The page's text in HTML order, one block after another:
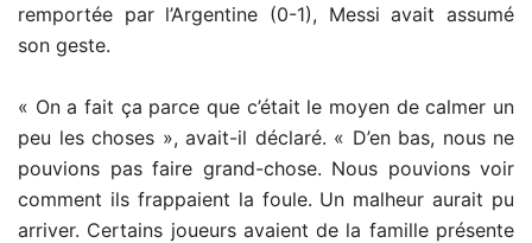
remportée par l’Argentine (0-1), Messi avait assumé
son geste.
« On a fait ça parce que c’était le moyen de calmer un
peu les choses », avait-il déclaré. « D’en bas, nous ne
pouvions pas faire grand-chose. Nous pouvions voir
comment ils frappaient la foule. Un malheur aurait pu
arriver. Certains joueurs avaient de la famille présente